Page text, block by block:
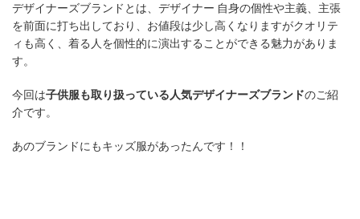
デザイナーズブランドとは、デザイナー 自身の個性や主義、主張
を前面に打ち出しており、お値段は少し高くなりますがクオリテ
ィも高く、着る人を個性的に演出することができる魅力がありま
す。
今回は子供服も取り扱っている人気デザイナーズブランドのご紹
介です。
あのブランドにもキッズ服があったんです！！